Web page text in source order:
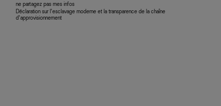
ne partagez pas mes infos
Déclaration sur l’esclavage moderne et la transparence de la chaîne
d’approvisionnement